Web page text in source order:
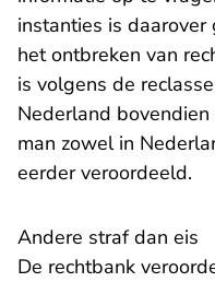
instanties is
het ontbreken van
is volgens de
Nederland
man zowel in
eerder veroordeeld.
Andere straf dan eis
De rechtbank